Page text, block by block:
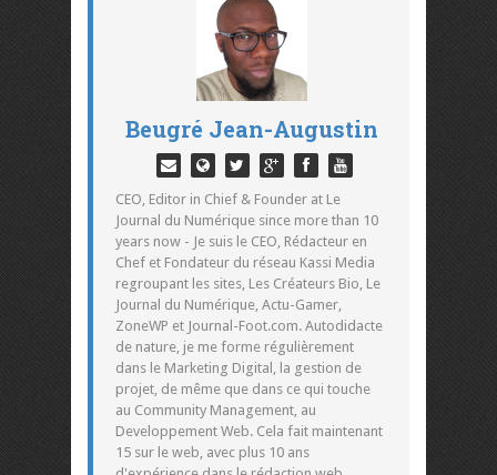
Beugré Jean-Augustin
CEO, Editor in Chief & Founder at Le
Journal du Numérique since more than 10
years now - Je suis le CEO, Rédacteur en
Chef et Fondateur du réseau Kassi Media
regroupant les sites, Les Créateurs Bio, Le
Journal du Numérique, Actu-Gamer,
ZoneWP et Journal-Foot.com. Autodidacte
de nature, je me forme régulièrement
dans le Marketing Digital, la gestion de
projet, de même que dans ce qui touche
au Community Management, au
Developpement Web. Cela fait maintenant
15 sur le web, avec plus 10 ans